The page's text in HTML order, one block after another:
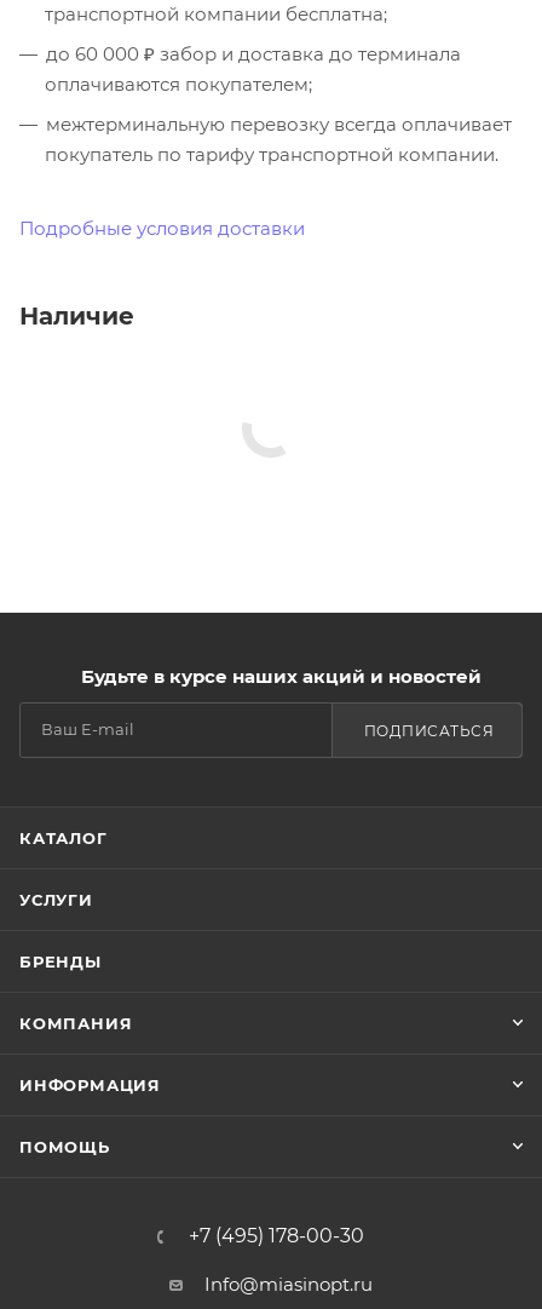
транспортной компании бесплатна;
до 60 000 ₽ забор и доставка до терминала
оплачиваются покупателем;
межтерминальную перевозку всегда оплачивает
покупатель по тарифу транспортной компании.
Подробные условия доставки
Наличие
Будьте в курсе наших акций и новостей
ПОДПИСАТЬСЯ
КАТАЛОГ
УСЛУГИ
БРЕНДЫ
КОМПАНИЯ
ИНФОРМАЦИЯ
ПОМОЩЬ
+7 (495) 178-00-30
Info@miasinopt.ru